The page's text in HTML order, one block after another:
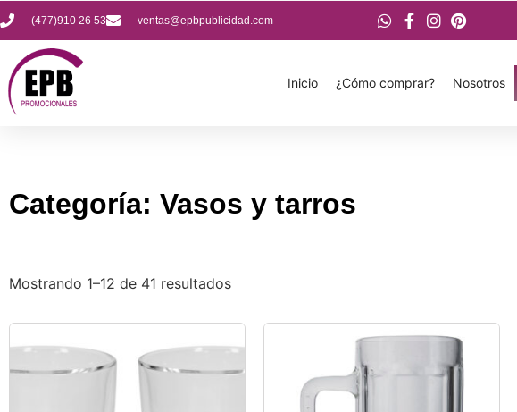
(477)910 26 53 ventas@epbpublicidad.com
Inicio ¿Cómo comprar? Nosotros
Categoría: Vasos y tarros
Mostrando 1–12 de 41 resultados